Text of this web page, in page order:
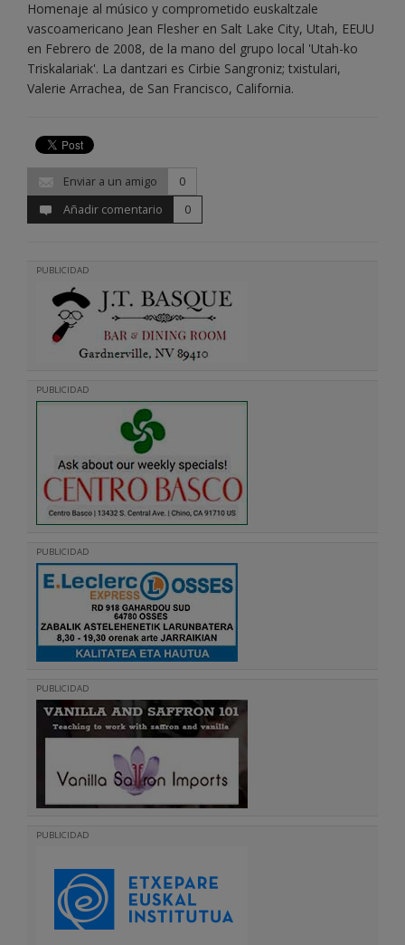
Homenaje al músico y comprometido euskaltzale
vascoamericano Jean Flesher en Salt Lake City, Utah, EEUU
en Febrero de 2008, de la mano del grupo local 'Utah-ko
Triskalariak'. La dantzari es Cirbie Sangroniz; txistulari,
Valerie Arrachea, de San Francisco, California.
Enviar a un amigo
0
Añadir comentario
0
PUBLICIDAD
PUBLICIDAD
PUBLICIDAD
PUBLICIDAD
PUBLICIDAD